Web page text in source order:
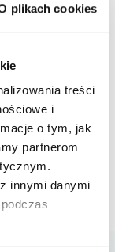
plikach cookies
treści
i
o tym, jak
partnerom
innymi danymi
regulaminu